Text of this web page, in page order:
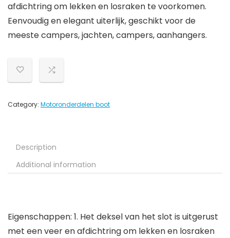
afdichtring om lekken en losraken te voorkomen.
Eenvoudig en elegant uiterlijk, geschikt voor de
meeste campers, jachten, campers, aanhangers.
Category: Motoronderdelen boot
Description
Additional information
Eigenschappen: 1. Het deksel van het slot is uitgerust
met een veer en afdichtring om lekken en losraken